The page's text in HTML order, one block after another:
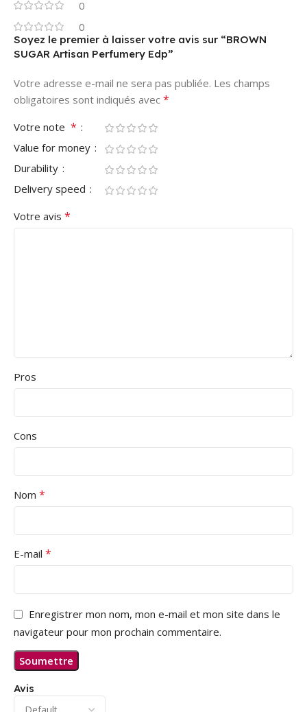
0
0
Avis
Soyez le premier à laisser votre avis sur “BROWN
SUGAR Artisan Perfumery Edp”
Votre adresse e-mail ne sera pas publiée. Les champs
obligatoires sont indiqués avec *
Votre note *
Value for money
Durability
Delivery speed
Votre avis *
Pros
Cons
Nom *
E-mail *
Enregistrer mon nom, mon e-mail et mon site dans le
navigateur pour mon prochain commentaire.